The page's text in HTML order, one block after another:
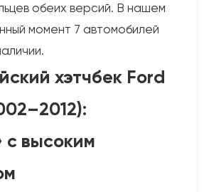
обеих версий. В нашем
момент 7 автомобилей
хэтчбек Ford
с высоким